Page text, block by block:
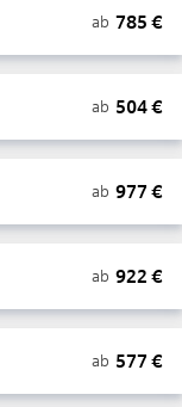
ab 785 €
ab 504€
ab 977 €
ab 922 €
ab 577 €